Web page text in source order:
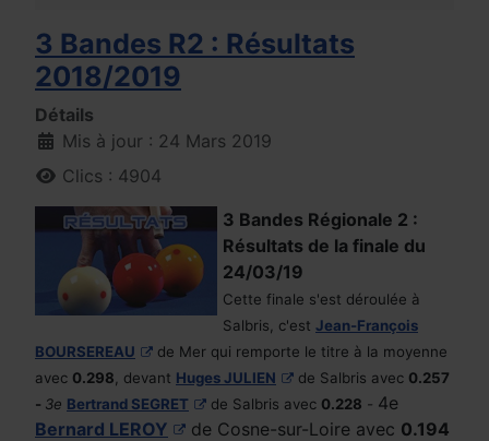
3 Bandes R2 : Résultats
2018/2019
Détails
Mis à jour : 24 Mars 2019
Clics : 4904
3 Bandes Régionale 2 :
Résultats de la finale du
24/03/19
Cette finale s'est déroulée à
Salbris, c'est Jean-François
BOURSEREAU
de Mer qui remporte le titre à la moyenne
avec 0.298 , devant Huges JULIEN de Salbris avec 0.257
- 3e Bertrand SEGRET de Salbris avec 0.228 - 4e
Bernard LEROY
de Cosne-sur-Loire avec 0.194